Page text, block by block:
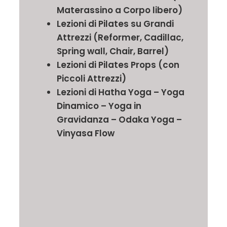
Materassino a Corpo libero)
Lezioni di Pilates su Grandi
Attrezzi (Reformer, Cadillac,
Spring wall, Chair, Barrel)
Lezioni di Pilates Props (con
Piccoli Attrezzi)
Lezioni di Hatha Yoga – Yoga
Dinamico – Yoga in
Gravidanza – Odaka Yoga –
Vinyasa Flow